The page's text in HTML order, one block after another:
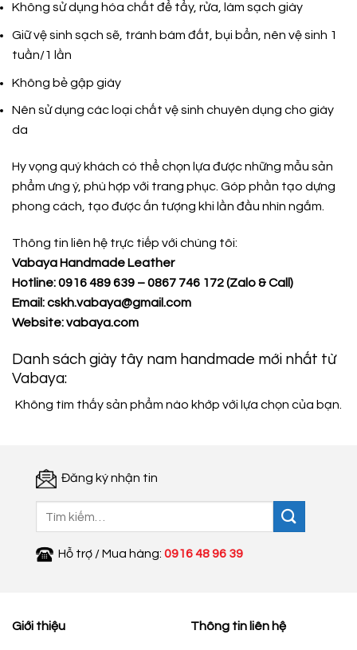
Không sử dụng hóa chất để tẩy, rửa, làm sạch giày
Giữ vệ sinh sạch sẽ, tránh bám đất, bụi bẩn, nên vệ sinh 1
tuần/1 lần
Không bẻ gập giày
Nên sử dụng các loại chất vệ sinh chuyên dụng cho giày
da
Hy vọng quý khách có thể chọn lựa được những mẫu sản
phẩm ưng ý, phù hợp với trang phục. Góp phần tạo dựng
phong cách, tạo được ấn tượng khi lần đầu nhìn ngắm.
Thông tin liên hệ trực tiếp với chúng tôi:
Vabaya Handmade Leather
Hotline: 0916 489 639 – 0867 746 172 (Zalo & Call)
Email: cskh.vabaya@gmail.com
Website:vabaya.com
Danh sách giày tây nam handmade mới nhất từ
Vabaya:
Không tìm thấy sản phẩm nào khớp với lựa chọn của bạn.
Đăng ký nhận tin
Hỗ trợ / Mua hàng: 0916 48 96 39
Giới thiệu Thông tin liên hệ